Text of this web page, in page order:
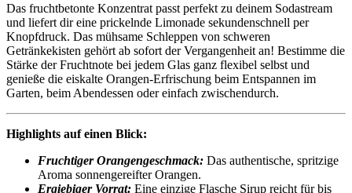
Das fruchtbetonte Konzentrat passt perfekt zu deinem Sodastream
und liefert dir eine prickelnde Limonade sekundenschnell per
Knopfdruck. Das mühsame Schleppen von schweren
Getränkekisten gehört ab sofort der Vergangenheit an! Bestimme die
Stärke der Fruchtnote bei jedem Glas ganz flexibel selbst und
genieße die eiskalte Orangen-Erfrischung beim Entspannen im
Garten, beim Abendessen oder einfach zwischendurch.
Highlights auf einen Blick:
Fruchtiger Orangengeschmack: Das authentische, spritzige
Aroma sonnengereifter Orangen.
Ergiebiger Vorrat: Eine einzige Flasche Sirup reicht für bis